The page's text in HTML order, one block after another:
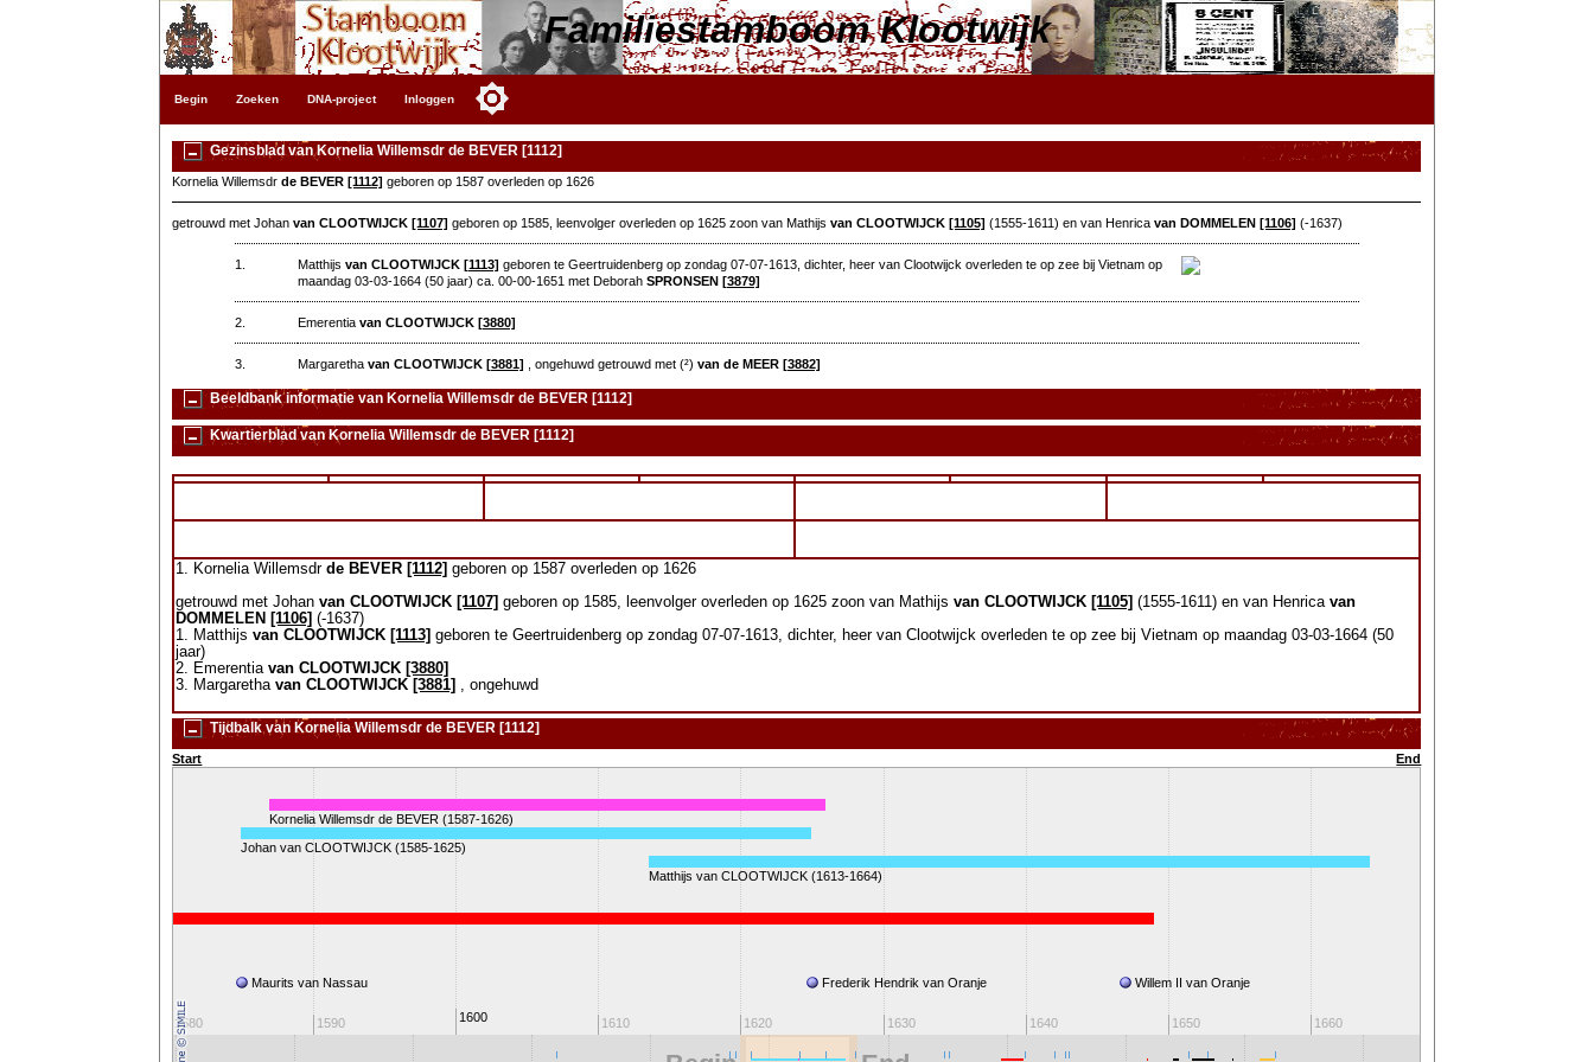
Familiestamboom Klootwijk
Begin Zoeken DNA-project Inloggen
Gezinsblad van Kornelia Willemsdr de BEVER [1112]
Kornelia Willemsdrde BEVER [1112] geboren op 1587 overleden op 1626
getrouwd met Johanvan CLOOTWIJCK [1107] geboren op 1585, leenvolger overleden op 1625 zoon van Mathijsvan CLOOTWIJCK [1105] (1555-1611) en van Henricavan DOMMELEN [1106] (-1637)
1. Matthijs van CLOOTWIJCK [1113] geboren te Geertruidenberg op zondag 07-07-1613, dichter, heer van Clootwijck overleden te op zee bij Vietnam op
maandag 03-03-1664 (50 jaar) ca. 00-00-1651 met Deborah SPRONSEN [3879]
2. Emerentia van CLOOTWIJCK [3880]
3. Margaretha van CLOOTWIJCK [3881] , ongehuwd getrouwd met (²) van de MEER [3882]
Beeldbank informatie van Kornelia Willemsdr de BEVER [1112]
Kwartierblad van Kornelia Willemsdr de BEVER [1112]
1. Kornelia Willemsdrde BEVER [1112] geboren op 1587 overleden op 1626
getrouwd met Johanvan CLOOTWIJCK [1107] geboren op 1585, leenvolger overleden op 1625 zoon van Mathijsvan CLOOTWIJCK [1105] (1555-1611) en van Henricavan
DOMMELEN [1106] (-1637)
1. Matthijsvan CLOOTWIJCK [1113] geboren te Geertruidenberg op zondag 07-07-1613, dichter, heer van Clootwijck overleden te op zee bij Vietnam op maandag 03-03-1664 (50
jaar)
2. Emerentiavan CLOOTWIJCK [3880]
3. Margarethavan CLOOTWIJCK [3881] , ongehuwd
Tijdbalk van Kornelia Willemsdr de BEVER [1112]
Start End
1580 1590 1600 1610 1620 1630 1640 1650 1660
Willem II van Oranje
Frederik Hendrik van Oranje
Matthijs van CLOOTWIJCK (1613-1664)
Kornelia Willemsdr de BEVER (1587-1626)
Maurits van Nassau
Johan van CLOOTWIJCK (1585-1625)